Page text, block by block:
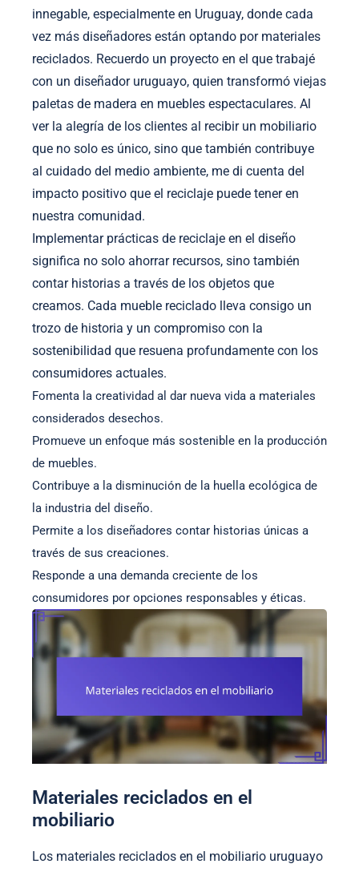
innegable, especialmente en Uruguay, donde cada
vez más diseñadores están optando por materiales
reciclados. Recuerdo un proyecto en el que trabajé
con un diseñador uruguayo, quien transformó viejas
paletas de madera en muebles espectaculares. Al
ver la alegría de los clientes al recibir un mobiliario
que no solo es único, sino que también contribuye
al cuidado del medio ambiente, me di cuenta del
impacto positivo que el reciclaje puede tener en
nuestra comunidad.
Implementar prácticas de reciclaje en el diseño
significa no solo ahorrar recursos, sino también
contar historias a través de los objetos que
creamos. Cada mueble reciclado lleva consigo un
trozo de historia y un compromiso con la
sostenibilidad que resuena profundamente con los
consumidores actuales.
Fomenta la creatividad al dar nueva vida a materiales
considerados desechos.
Promueve un enfoque más sostenible en la producción
de muebles.
Contribuye a la disminución de la huella ecológica de
la industria del diseño.
Permite a los diseñadores contar historias únicas a
través de sus creaciones.
Responde a una demanda creciente de los
consumidores por opciones responsables y éticas.
Materiales reciclados en el
mobiliario
Los materiales reciclados en el mobiliario uruguayo